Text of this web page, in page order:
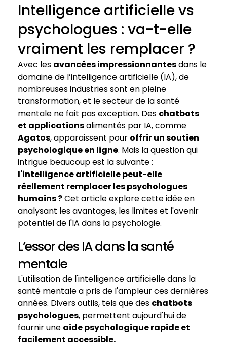
Intelligence artificielle vs
psychologues : va-t-elle
vraiment les remplacer ?
Avec les avancées impressionnantesdans le
domaine de l’intelligence artificielle (IA), de
nombreuses industries sont en pleine
transformation, et le secteur de la santé
mentale ne fait pas exception. Des chatbots
et applicationsalimentés par IA, comme
Agatos, apparaissent pour offrir un soutien
psychologique en ligne. Mais la question qui
intrigue beaucoup est la suivante :
l'intelligence artificielle peut-elle
réellement remplacer les psychologues
humains ?Cet article explore cette idée en
analysant les avantages, les limites et l'avenir
potentiel de l'IA dans la psychologie.
L’essor des IA dans la santé
mentale
L'utilisation de l'intelligence artificielle dans la
santé mentale a pris de l'ampleur ces dernières
années. Divers outils, tels que des chatbots
psychologues, permettent aujourd'hui de
fournir une aide psychologique rapide et
facilement accessible.